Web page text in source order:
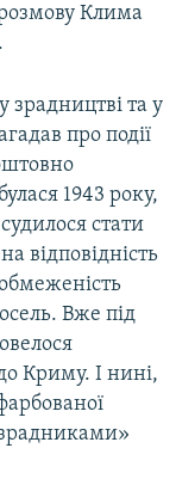
Клима
зрадництві та у
про події
1943 року,
стати
відповідність
Вже під
Криму. І нині,